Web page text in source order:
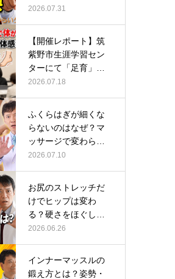
ーチ
2026.07.31
【開催レポート】筑
紫野市生涯学習セン
ターにて「足育」講
演会に登壇し…
2026.07.18
ふくらはぎが細くな
らないのはなぜ？マ
ッサージで変わらな
い根本原因
2026.07.10
お尻のストレッチだ
けでヒップは変わ
る？硬さをほぐして
整える正しい方…
2026.06.26
インナーマッスルの
鍛え方とは？姿勢・